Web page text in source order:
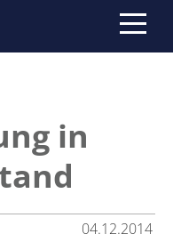
in
04.12.2014